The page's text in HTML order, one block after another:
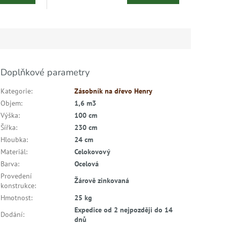
Doplňkové parametry
Kategorie:
Zásobník na dřevo Henry
Objem:
1,6 m3
Výška:
100 cm
Šířka:
230 cm
Hloubka:
24 cm
Materiál:
Celokovový
Barva:
Ocelová
Provedení
konstrukce:
Žárově zinkovaná
Hmotnost:
25 kg
Dodání:
Expedice od 2 nejpozději do 14
dnů